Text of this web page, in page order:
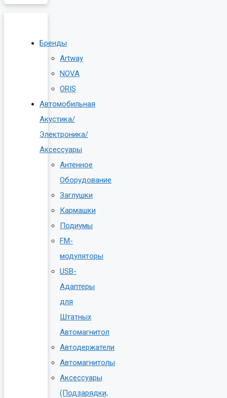
Бренды
Artway
NOVA
ORIS
Автомобильная
Акустика/
Электроника/
Аксессуары
Антенное
Оборудование
Заглушки
Кармашки
Подиумы
FM-
модуляторы
USB-
Адаптеры
для
Штатных
Автомагнитол
Автодержатели
Автомагнитолы
Аксессуары
(Подзарядки,